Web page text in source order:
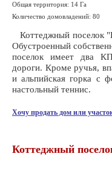
Общая территория: 14 Га
Количество домовладений: 80
Коттеджный поселок
Обустроенный
поселок имеет два
дороги. Кроме ручья,
и альпийская горка с
настольный теннис.
Хочу продать дом или
Коттеджный